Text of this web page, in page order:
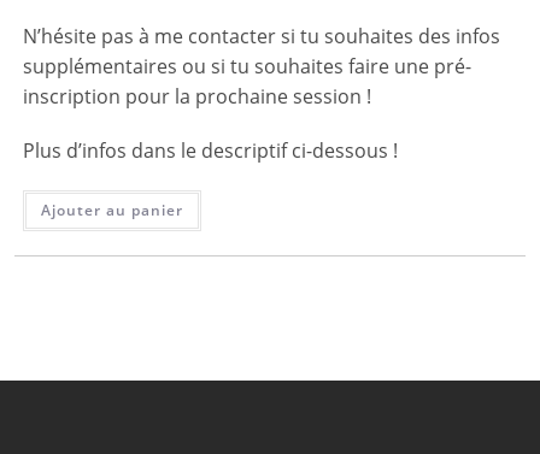
N’hésite pas à me contacter si tu souhaites des infos
supplémentaires ou si tu souhaites faire une pré-
inscription pour la prochaine session !
Plus d’infos dans le descriptif ci-dessous !
Ajouter au panier